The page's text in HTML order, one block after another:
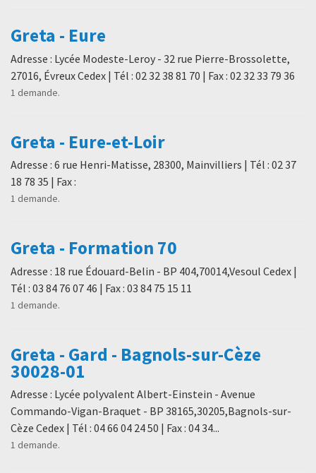
Greta - Eure
Adresse : Lycée Modeste-Leroy - 32 rue Pierre-Brossolette,
27016, Évreux Cedex | Tél : 02 32 38 81 70 | Fax : 02 32 33 79 36
1 demande.
Greta - Eure-et-Loir
Adresse : 6 rue Henri-Matisse, 28300, Mainvilliers | Tél : 02 37
18 78 35 | Fax :
1 demande.
Greta - Formation 70
Adresse : 18 rue Édouard-Belin - BP 404,70014,Vesoul Cedex |
Tél : 03 84 76 07 46 | Fax : 03 84 75 15 11
1 demande.
Greta - Gard - Bagnols-sur-Cèze
30028-01
Adresse : Lycée polyvalent Albert-Einstein - Avenue
Commando-Vigan-Braquet - BP 38165,30205,Bagnols-sur-
Cèze Cedex | Tél : 04 66 04 24 50 | Fax : 04 34...
1 demande.